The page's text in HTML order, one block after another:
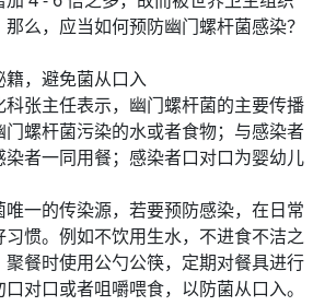
么，应当如何预防幽门螺杆菌感染？
，避免菌从口入
张主任表示，幽门螺杆菌的主要传播
螺杆菌污染的水或者食物；与感染者
者一同用餐；感染者口对口为婴幼儿
一的传染源，若要预防感染，在日常
惯。例如不饮用生水，不进食不洁之
餐时使用公勺公筷，定期对餐具进行
对口或者咀嚼喂食，以防菌从口入。